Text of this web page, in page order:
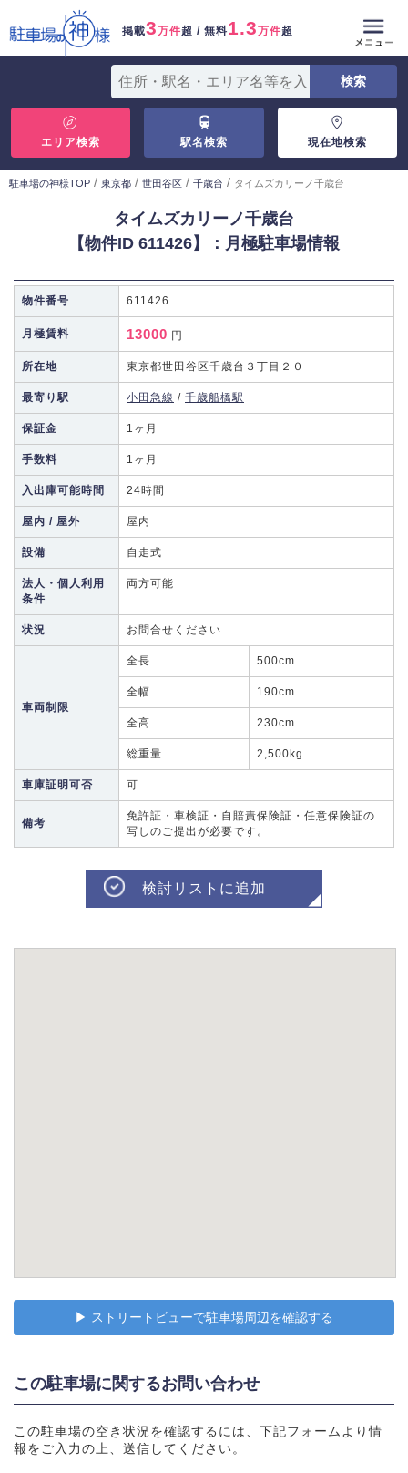
掲載3万件超 / 無料1.3万件超
エリア検索 駅名検索 現在地検索
駐車場の神様TOP / 東京都 / 世田谷区 / 千歳台 / タイムズカリーノ千歳台
タイムズカリーノ千歳台
【物件ID 611426】：月極駐車場情報
物件番号 611426
月極賃料 13000 円
所在地 東京都世田谷区千歳台３丁目２０
最寄り駅 小田急線 / 千歳船橋駅
保証金 1ヶ月
手数料 1ヶ月
入出庫可能時間 24時間
屋内 / 屋外 屋内
設備 自走式
法人・個人利用
条件
両方可能
状況 お問合せください
車両制限
全長 500cm
全幅 190cm
全高 230cm
総重量 2,500kg
車庫証明可否 可
備考
免許証・車検証・自賠責保険証・任意保険証の
写しのご提出が必要です。
検討リストに追加
▶︎ ストリートビューで駐車場周辺を確認する
この駐車場に関するお問い合わせ
この駐車場の空き状況を確認するには、下記フォームより情
報をご入力の上、送信してください。